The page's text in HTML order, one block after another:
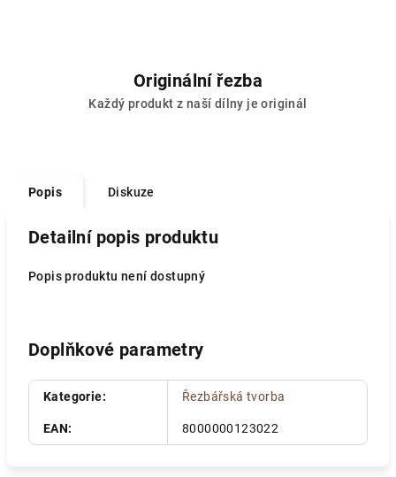
Originální řezba
Každý produkt z naší dílny je originál
Popis Diskuze
Detailní popis produktu
Popis produktu není dostupný
Doplňkové parametry
Kategorie: Řezbářská tvorba
EAN: 8000000123022